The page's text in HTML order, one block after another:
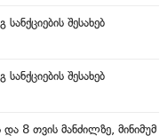
შესახებ
შესახებ
8 თვის მანძილზე, მინიმუმ